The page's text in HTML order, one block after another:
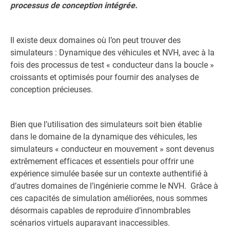
processus de conception intégrée.
Il existe deux domaines où l’on peut trouver des
simulateurs : Dynamique des véhicules et NVH, avec à la
fois des processus de test « conducteur dans la boucle »
croissants et optimisés pour fournir des analyses de
conception précieuses.
Bien que l’utilisation des simulateurs soit bien établie
dans le domaine de la dynamique des véhicules, les
simulateurs « conducteur en mouvement » sont devenus
extrêmement efficaces et essentiels pour offrir une
expérience simulée basée sur un contexte authentifié à
d’autres domaines de l’ingénierie comme le NVH. Grâce à
ces capacités de simulation améliorées, nous sommes
désormais capables de reproduire d’innombrables
scénarios virtuels auparavant inaccessibles.